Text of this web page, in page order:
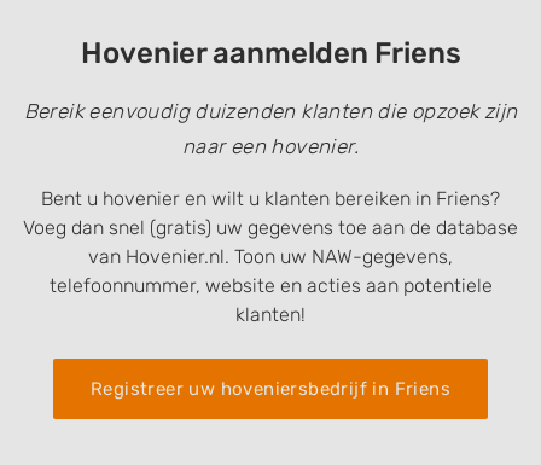
Hovenier aanmelden Friens
Bereik eenvoudig duizenden klanten die opzoek zijn
naar een hovenier.
Bent u hovenier en wilt u klanten bereiken in Friens?
Voeg dan snel (gratis) uw gegevens toe aan de database
van Hovenier.nl. Toon uw NAW-gegevens,
telefoonnummer, website en acties aan potentiele
klanten!
Registreer uw hoveniersbedrijf in Friens